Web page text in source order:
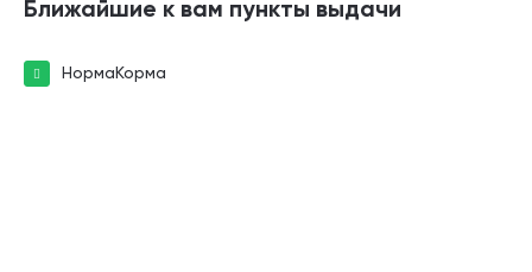
Ближайшие к вам пункты выдачи
НормаКорма